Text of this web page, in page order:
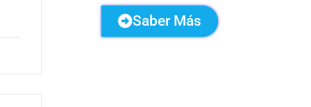
Saber Más